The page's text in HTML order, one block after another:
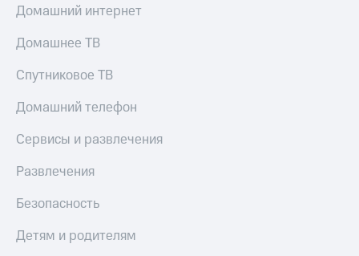
Домашний интернет
Домашнее ТВ
Спутниковое ТВ
Домашний телефон
Сервисы и развлечения
Развлечения
Безопасность
Детям и родителям